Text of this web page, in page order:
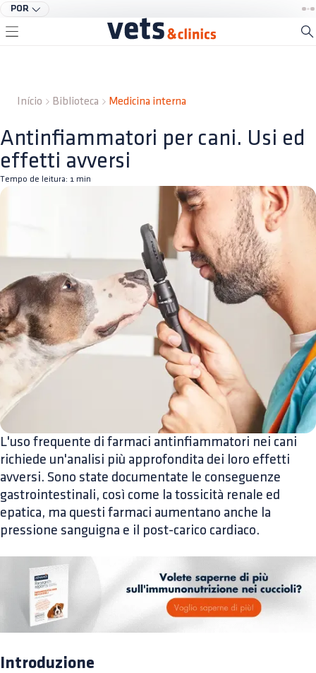
POR
Início Biblioteca Medicina interna
Antinfiammatori per cani. Usi ed
effetti avversi
Tempo de leitura: 1 min
L'uso frequente di farmaci antinfiammatori nei cani
richiede un'analisi più approfondita dei loro effetti
avversi. Sono state documentate le conseguenze
gastrointestinali, così come la tossicità renale ed
epatica, ma questi farmaci aumentano anche la
pressione sanguigna e il post-carico cardiaco.
Introduzione